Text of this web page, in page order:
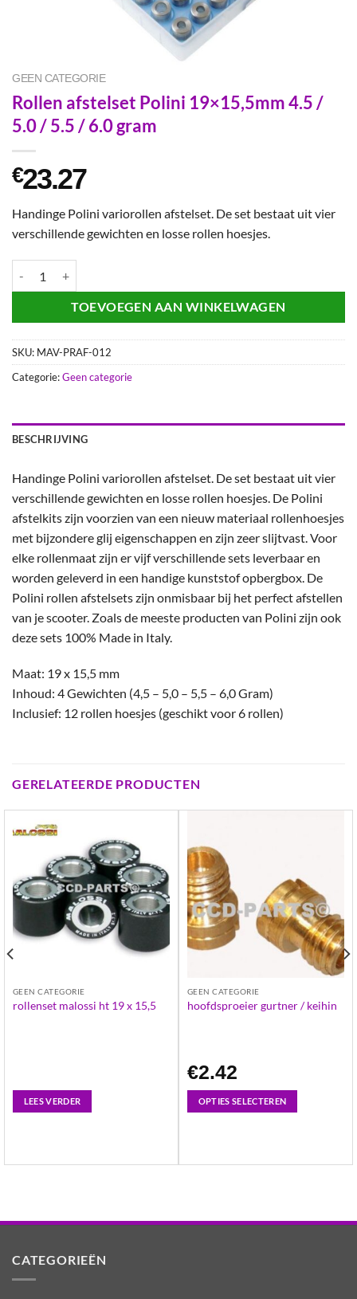
GEEN CATEGORIE
Rollen afstelset Polini 19×15,5mm 4.5 /
5.0 / 5.5 / 6.0 gram
€23.27
Handinge Polini variorollen afstelset. De set bestaat uit vier
verschillende gewichten en losse rollen hoesjes.
TOEVOEGEN AAN WINKELWAGEN
SKU: MAV-PRAF-012
Categorie:Geen categorie
BESCHRIJVING
Handinge Polini variorollen afstelset. De set bestaat uit vier
verschillende gewichten en losse rollen hoesjes. De Polini
afstelkits zijn voorzien van een nieuw materiaal rollenhoesjes
met bijzondere glij eigenschappen en zijn zeer slijtvast. Voor
elke rollenmaat zijn er vijf verschillende sets leverbaar en
worden geleverd in een handige kunststof opbergbox. De
Polini rollen afstelsets zijn onmisbaar bij het perfect afstellen
van je scooter. Zoals de meeste producten van Polini zijn ook
deze sets 100% Made in Italy.
Maat: 19 x 15,5 mm
Inhoud: 4 Gewichten (4,5 – 5,0 – 5,5 – 6,0 Gram)
Inclusief: 12 rollen hoesjes (geschikt voor 6 rollen)
GERELATEERDE PRODUCTEN
GEEN CATEGORIE
rollenset malossi ht 19 x 15,5
LEES VERDER
GEEN CATEGORIE
hoofdsproeier gurtner / keihin
€2.42
OPTIES SELECTEREN
Deze
CATEGORIEËN